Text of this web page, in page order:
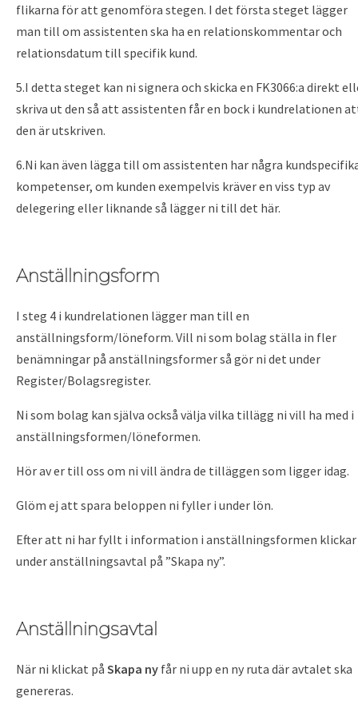
flikarna för att genomföra stegen. I det första steget lägger
man till om assistenten ska ha en relationskommentar och
relationsdatum till specifik kund.
5.I detta steget kan ni signera och skicka en FK3066:a direkt
skriva ut den så att assistenten får en bock i kundrelationen
den är utskriven.
6.Ni kan även lägga till om assistenten har några
kompetenser, om kunden exempelvis kräver en viss typ av
delegering eller liknande så lägger ni till det här.
Anställningsform
I steg 4 i kundrelationen lägger man till en
anställningsform/löneform. Vill ni som bolag ställa in fler
benämningar på anställningsformer så gör ni det under
Register/Bolagsregister.
Ni som bolag kan själva också välja vilka tillägg ni vill ha med i
anställningsformen/löneformen.
Hör av er till oss om ni vill ändra de tilläggen som ligger idag.
Glöm ej att spara beloppen ni fyller i under lön.
Efter att ni har fyllt i information i anställningsformen
under anställningsavtal på ”Skapa ny”.
Anställningsavtal
När ni klickat på Skapa ny får ni upp en ny ruta där avtalet ska
genereras.